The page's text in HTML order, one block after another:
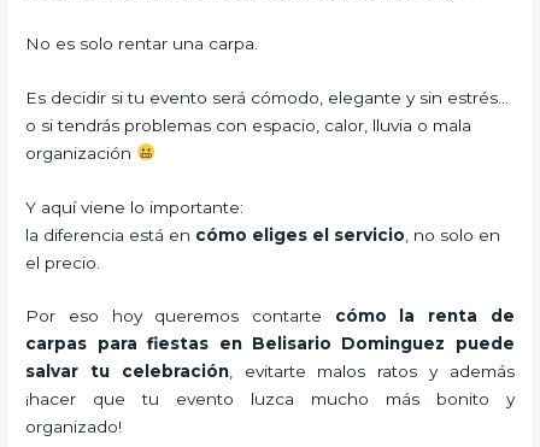
No es solo rentar una carpa.
Es decidir si tu evento será cómodo, elegante y sin estrés…
o si tendrás problemas con espacio, calor, lluvia o mala
organización
Y aquí viene lo importante:
la diferencia está en cómo eliges el servicio , no solo en
el precio.
Por eso hoy queremos contarte cómo la renta de
carpas para fiestas en Belisario Dominguez puede
salvar tu celebración, evitarte malos ratos y además
¡hacer que tu evento luzca mucho más bonito y
organizado!